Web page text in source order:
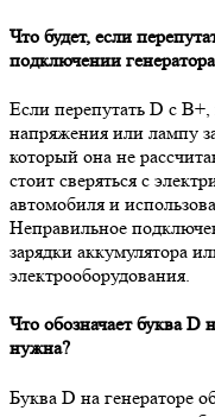
Что будет, если
подключении
Если перепутать D с
напряжения или лампу
который она не
стоит сверяться с
автомобиля и
Неправильное
зарядки аккумулятора
электрооборудования.
Что обозначает буква D
нужна?
Буква D на генераторе